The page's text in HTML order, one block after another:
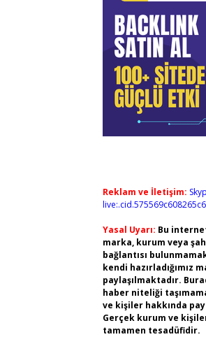
Reklam ve İletişim:
Yasal Uyarı: Bu
marka, kurum veya
bağlantısı
kendi hazırladığımız
paylaşılmaktadır.
haber niteliği
ve kişiler hakkında
Gerçek kurum ve
tamamen tesadüfidir.